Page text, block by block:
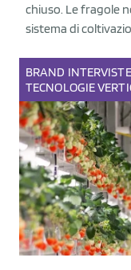
chiuso. Le fragole
sistema di
BRAND INTERVISTE
TECNOLOGIE